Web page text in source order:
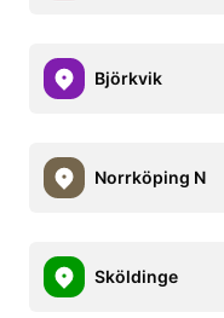
Björkvik
Norrköping N
Sköldinge